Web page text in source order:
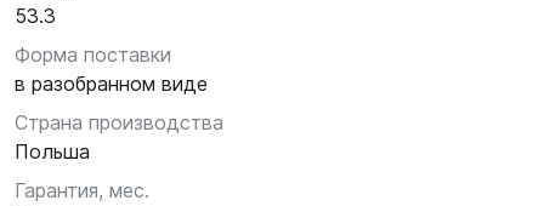
53.3
Форма поставки
в разобранном виде
Страна производства
Польша
Гарантия, мес.